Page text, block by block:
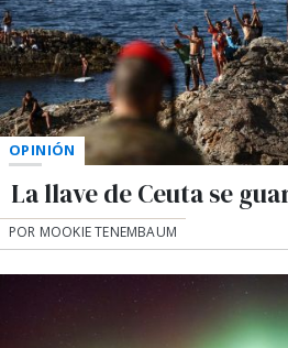
OPINIÓN
La llave de Ceuta se
POR MOOKIE TENEMBAUM